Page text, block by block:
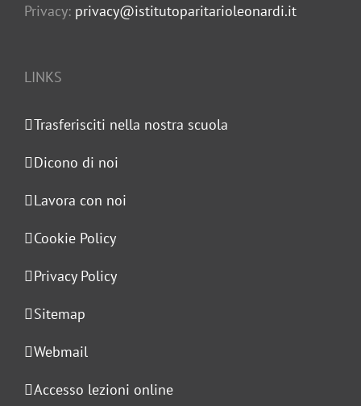
Privacy: privacy@istitutoparitarioleonardi.it
LINKS
Trasferisciti nella nostra scuola
Dicono di noi
Lavora con noi
Cookie Policy
Privacy Policy
Sitemap
Webmail
Accesso lezioni online